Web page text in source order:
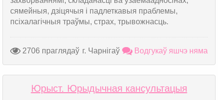
сямейныя, дзіцячыя і падлеткавыя праблемы,
псіхалагічныя траўмы, страх, трывожнасць.
2706 праглядаў г. Чарнігаў Водгукаў яшчэ няма
Юрыст. Юрыдычная кансультацыя